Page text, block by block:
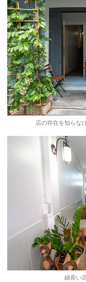
店の存在を知らな
細長い